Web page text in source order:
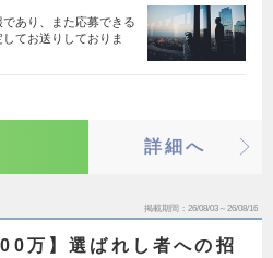
あり、また応募できる
てお送りしておりま
詳細へ
掲載期間 26/08/03～26/08/16
万】選ばれし者への招